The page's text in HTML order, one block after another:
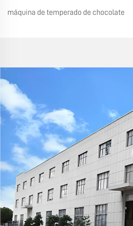
máquina de temperado de chocolate